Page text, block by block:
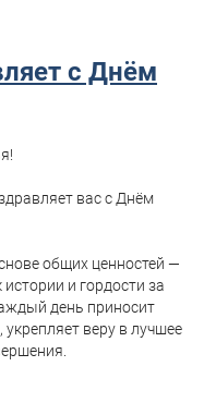
с Днём
вас с Днём
общих ценностей —
и гордости за
день приносит
веру в лучшее